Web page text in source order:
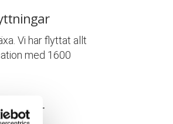
Vi har flyttat allt
med 1600